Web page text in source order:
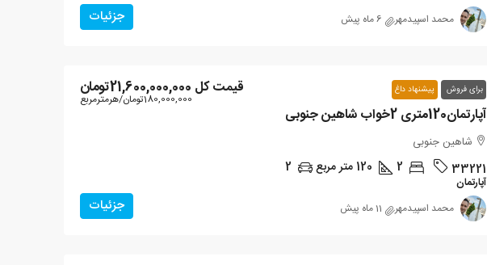
جزئیات محمد اسپیدمهر 6 ماه پیش
برای فروش پیشنهاد داغ
آپارتمان120متری 2خواب شاهین جنوبی
قیمت کل 21,600,000,000تومان
180,000,000تومان /هرمترمربع
شاهین جنوبی
33221
2
120 متر مربع 2
آپارتمان
جزئیات محمد اسپیدمهر 11 ماه پیش